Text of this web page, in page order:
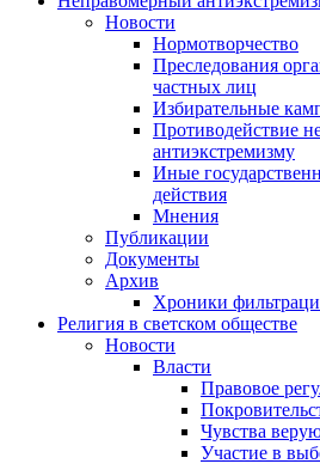
Новости
Нормотворчество
Преследования
частных лиц
Избирательные
Противодействие
антиэкстремизму
Иные
действия
Мнения
Публикации
Документы
Архив
Хроники
Религия в светском обществе
Новости
Власти
Правовое
Чувства
Участие в